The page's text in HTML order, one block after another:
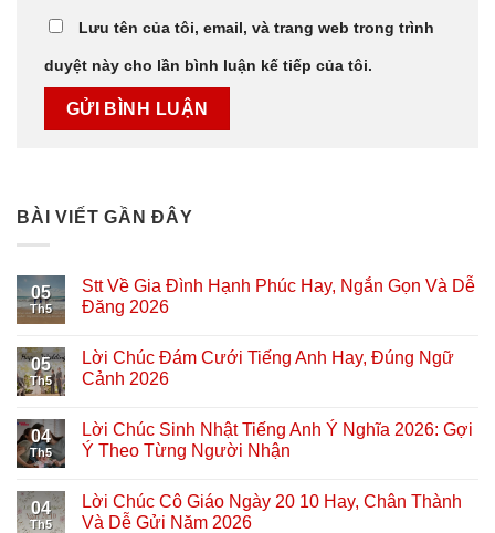
Lưu tên của tôi, email, và trang web trong trình
duyệt này cho lần bình luận kế tiếp của tôi.
BÀI VIẾT GẦN ĐÂY
05
Th5
Stt Về Gia Đình Hạnh Phúc Hay, Ngắn Gọn Và Dễ
Đăng 2026
05
Th5
Lời Chúc Đám Cưới Tiếng Anh Hay, Đúng Ngữ
Cảnh 2026
04
Th5
Lời Chúc Sinh Nhật Tiếng Anh Ý Nghĩa 2026: Gợi
Ý Theo Từng Người Nhận
04
Th5
Lời Chúc Cô Giáo Ngày 20 10 Hay, Chân Thành
Và Dễ Gửi Năm 2026